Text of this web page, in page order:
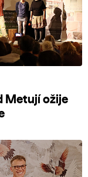
Metují ožije